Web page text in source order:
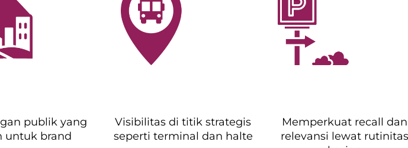
publik yang
untuk brand
Visibilitas di titik strategis
seperti terminal dan halte
Memperkuat recall dan
relevansi lewat